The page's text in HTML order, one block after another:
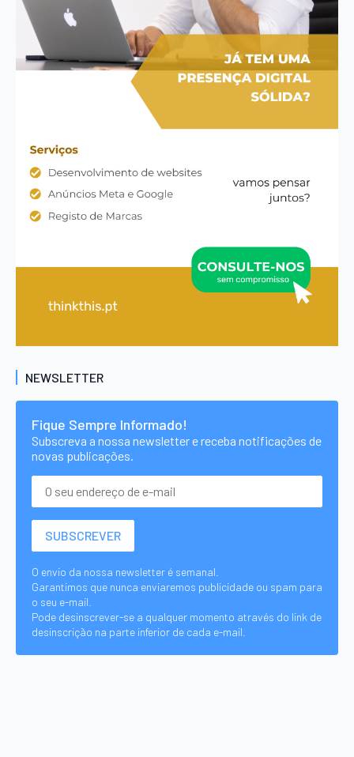
NEWSLETTER
Fique Sempre Informado!
Subscreva a nossa newsletter e receba notificações de
novas publicações.
O envio da nossa newsletter é semanal.
Garantimos que nunca enviaremos publicidade ou spam para
o seu e-mail.
Pode desinscrever-se a qualquer momento através do link de
desinscrição na parte inferior de cada e-mail.